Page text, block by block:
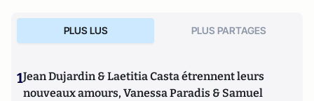
"libéraux". Peut être suivi aussi sur
PLUS LUS PLUS PARTAGES
1Jean Dujardin & Laetitia Casta étrennent leurs
nouveaux amours, Vanessa Paradis & Samuel